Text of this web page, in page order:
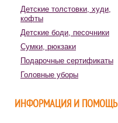
Детские толстовки, худи,
кофты
Детские боди, песочники
Сумки, рюкзаки
Подарочные сертификаты
Головные уборы
ИНФОРМАЦИЯ И ПОМОЩЬ